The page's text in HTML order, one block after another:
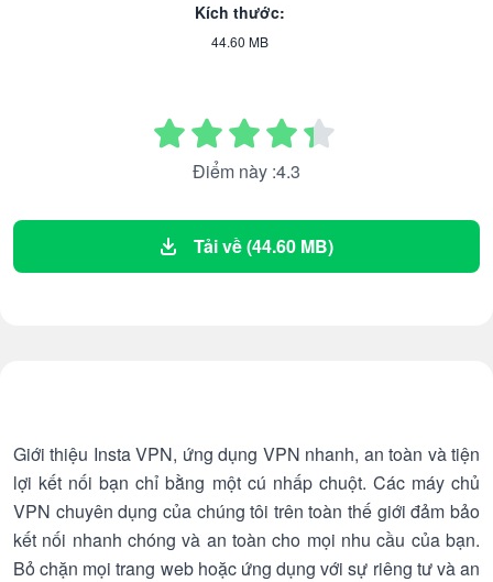
Kích thước:
44.60 MB
Điểm này :4.3
Tải về (44.60 MB)
Giới thiệu Insta VPN, ứng dụng VPN nhanh, an toàn và tiện
lợi kết nối bạn chỉ bằng một cú nhấp chuột. Các máy chủ
VPN chuyên dụng của chúng tôi trên toàn thế giới đảm bảo
kết nối nhanh chóng và an toàn cho mọi nhu cầu của bạn.
Bỏ chặn mọi trang web hoặc ứng dụng với sự riêng tư và an